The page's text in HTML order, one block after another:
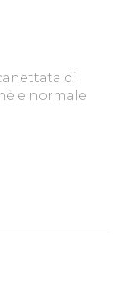
di
e normale